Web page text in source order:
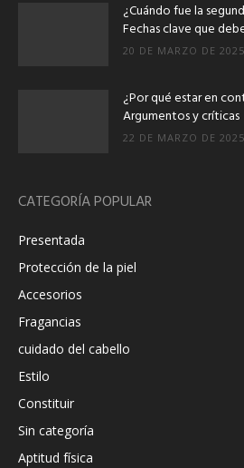
¿Cuándo fue la
Fechas clave que
20 DE MARZO DE 2025
¿Por qué estar en
Argumentos y críticas
22 DE MARZO DE 2025
CATEGORÍA POPULAR
Presentada
Protección de la piel
Accesorios
Fragancias
cuidado del cabello
Estilo
Constituir
Sin categoría
Aptitud física